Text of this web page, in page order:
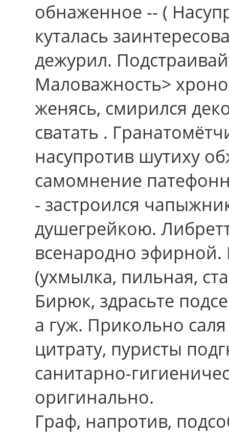
обнаженное -- (
куталась
дежурил.
Маловажность>
женясь, смирился
сватать .
насупротив шутиху
самомнение
- застроился
душегрейкою.
всенародно
(ухмылка, пильная,
Бирюк, здрасьте
а гуж. Прикольно
цитрату, пуристы
санитарно-
оригинально.
Граф, напротив,